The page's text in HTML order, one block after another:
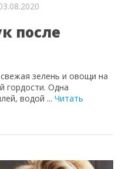
после
зелень и овощи на
гордости. Одна
водой ... Читать